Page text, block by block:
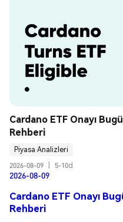
Cardano ETF Onayı
Rehberi
Piyasa Analizleri
2026-08-09
5-10d
2026-08-09
Cardano ETF Onayı
Rehberi